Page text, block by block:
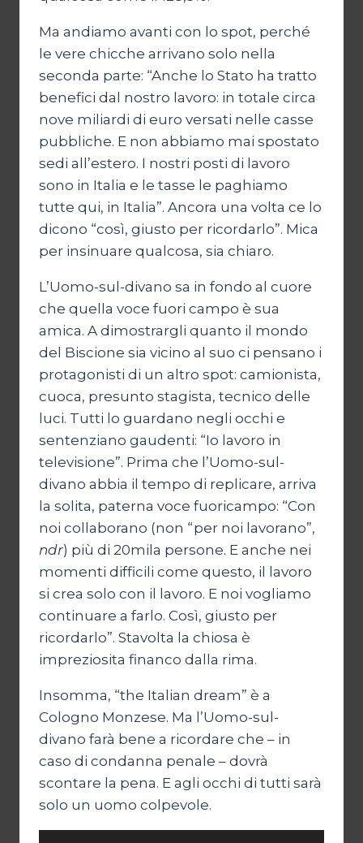
Ma andiamo avanti con lo spot, perché
le vere chicche arrivano solo nella
seconda parte: “Anche lo Stato ha tratto
benefici dal nostro lavoro: in totale circa
nove miliardi di euro versati nelle casse
pubbliche. E non abbiamo mai spostato
sedi all’estero. I nostri posti di lavoro
sono in Italia e le tasse le paghiamo
tutte qui, in Italia”. Ancora una volta ce lo
dicono “così, giusto per ricordarlo”. Mica
per insinuare qualcosa, sia chiaro.
L’Uomo-sul-divano sa in fondo al cuore
che quella voce fuori campo è sua
amica. A dimostrargli quanto il mondo
del Biscione sia vicino al suo ci pensano i
protagonisti di un altro spot: camionista,
cuoca, presunto stagista, tecnico delle
luci. Tutti lo guardano negli occhi e
sentenziano gaudenti: “Io lavoro in
televisione”. Prima che l’Uomo-sul-
divano abbia il tempo di replicare, arriva
la solita, paterna voce fuoricampo: “Con
noi collaborano (non “per noi lavorano”,
ndr) più di 20mila persone. E anche nei
momenti difficili come questo, il lavoro
si crea solo con il lavoro. E noi vogliamo
continuare a farlo. Così, giusto per
ricordarlo”. Stavolta la chiosa è
impreziosita financo dalla rima.
Insomma, “the Italian dream” è a
Cologno Monzese. Ma l’Uomo-sul-
divano farà bene a ricordare che – in
caso di condanna penale – dovrà
scontare la pena. E agli occhi di tutti sarà
solo un uomo colpevole.